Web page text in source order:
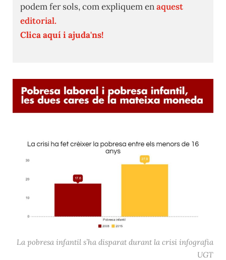
podem fer sols, com expliquem enaquest
editorial.
Clica aquí i ajuda'ns!
La pobresa infantil s’ha disparat durant la crisi infografia
UGT